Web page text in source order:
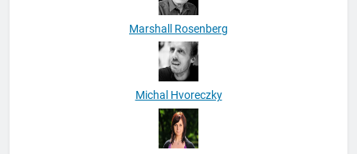
Marshall Rosenberg
Michal Hvoreczky